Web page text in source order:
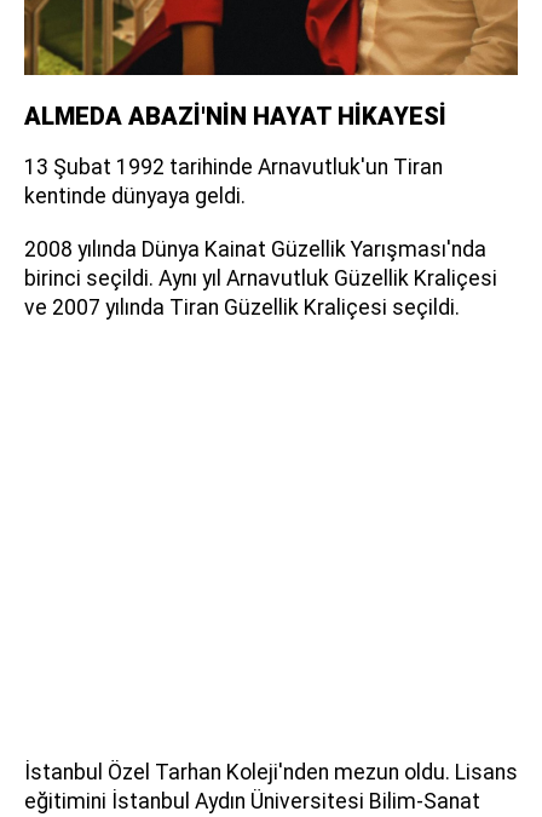
ALMEDA ABAZİ'NİN HAYAT HİKAYESİ
13 Şubat 1992 tarihinde Arnavutluk'un Tiran
kentinde dünyaya geldi.
2008 yılında Dünya Kainat Güzellik Yarışması'nda
birinci seçildi. Aynı yıl Arnavutluk Güzellik Kraliçesi
ve 2007 yılında Tiran Güzellik Kraliçesi seçildi.
İstanbul Özel Tarhan Koleji'nden mezun oldu. Lisans
eğitimini İstanbul Aydın Üniversitesi Bilim-Sanat